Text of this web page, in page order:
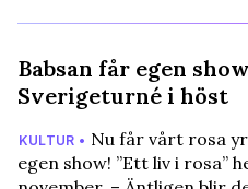
Babsan får egen
Sverigeturné i höst
KULTUR • Nu får vårt rosa
egen show! ”Ett liv i rosa”